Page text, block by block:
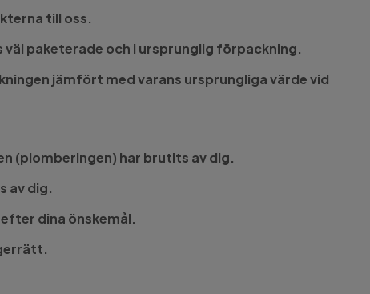
till oss.
paketerade och i ursprunglig förpackning.
jämfört med varans ursprungliga värde vid
(plomberingen) har brutits av dig.
av dig.
dina önskemål.